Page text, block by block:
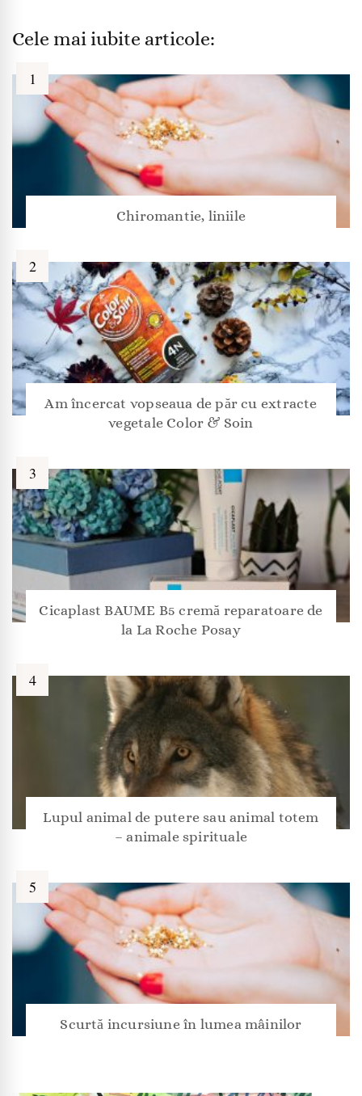
Cele mai iubite articole:
Chiromantie, liniile
Am încercat vopseaua de păr cu extracte
vegetale Color & Soin
Cicaplast BAUME B5 cremă reparatoare de
la La Roche Posay
Lupul animal de putere sau animal totem
– animale spirituale
Scurtă incursiune în lumea mâinilor